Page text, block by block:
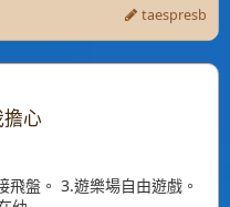
taespresb
心
盤。 3.遊樂場自由遊戲。